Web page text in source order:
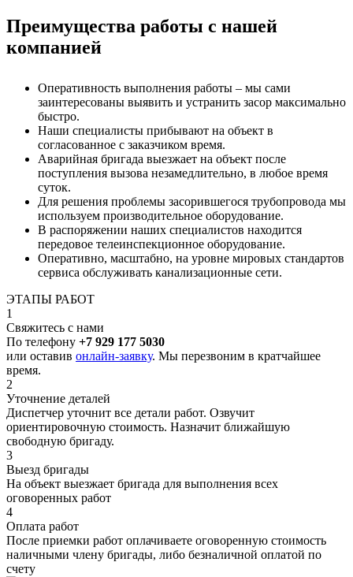
Преимущества работы с нашей
компанией
Оперативность выполнения работы – мы сами
заинтересованы выявить и устранить засор максимально
быстро.
Наши специалисты прибывают на объект в
согласованное с заказчиком время.
Аварийная бригада выезжает на объект после
поступления вызова незамедлительно, в любое время
суток.
Для решения проблемы засорившегося трубопровода мы
используем производительное оборудование.
В распоряжении наших специалистов находится
передовое телеинспекционное оборудование.
Оперативно, масштабно, на уровне мировых стандартов
сервиса обслуживать канализационные сети.
ЭТАПЫ РАБОТ
1
Свяжитесь с нами
По телефону +7 929 177 5030
или оставив онлайн-заявку. Мы перезвоним в кратчайшее
время.
2
Уточнение деталей
Диспетчер уточнит все детали работ. Озвучит
ориентировочную стоимость. Назначит ближайшую
свободную бригаду.
3
Выезд бригады
На объект выезжает бригада для выполнения всех
оговоренных работ
4
Оплата работ
После приемки работ оплачиваете оговоренную стоимость
наличными члену бригады, либо безналичной оплатой по
счету